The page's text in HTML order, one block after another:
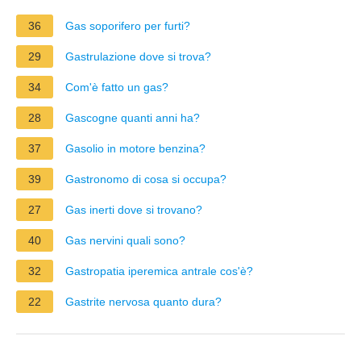
36 Gas soporifero per furti?
29 Gastrulazione dove si trova?
34 Com'è fatto un gas?
28 Gascogne quanti anni ha?
37 Gasolio in motore benzina?
39 Gastronomo di cosa si occupa?
27 Gas inerti dove si trovano?
40 Gas nervini quali sono?
32 Gastropatia iperemica antrale cos'è?
22 Gastrite nervosa quanto dura?